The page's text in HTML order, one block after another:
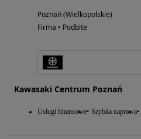
Poznań (Wielkopolskie)
Firma • Podbite
Kawasaki Centrum Poznań
Usługi finansowe Szybka naprawa